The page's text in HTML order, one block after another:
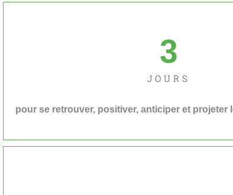
JOURS
3
pour se retrouver, positiver, anticiper et projeter